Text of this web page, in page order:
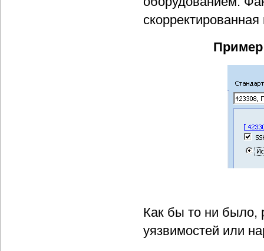
Пример
Как бы то ни было,
уязвимостей или